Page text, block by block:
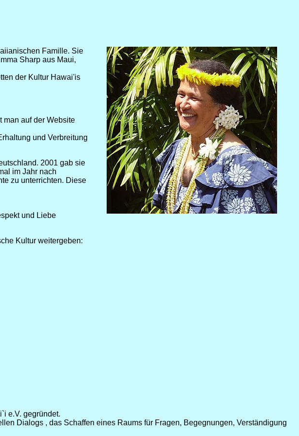
Famille. Sie
Sharp aus Maui,
der Kultur Hawai'is
man auf der Website
und Verbreitung
2001 gab sie
im Jahr nach
zu unterrichten. Diese
und Liebe
Kultur weitergeben:
e.V. gegründet.
Dialogs , das Schaffen eines Raums für Fragen, Begegnungen, Verständigung